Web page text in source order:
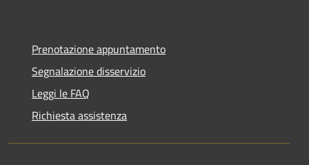
Prenotazione appuntamento
Segnalazione disservizio
Leggi le FAQ
Richiesta assistenza